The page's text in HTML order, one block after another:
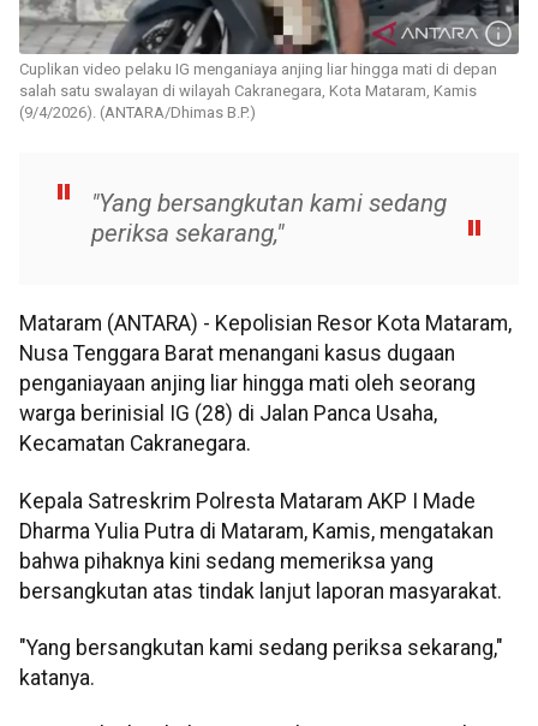
Cuplikan video pelaku IG menganiaya anjing liar hingga mati di depan
salah satu swalayan di wilayah Cakranegara, Kota Mataram, Kamis
(9/4/2026). (ANTARA/Dhimas B.P.)
"Yang bersangkutan kami sedang
periksa sekarang,"
Mataram (ANTARA) - Kepolisian Resor Kota Mataram,
Nusa Tenggara Barat menangani kasus dugaan
penganiayaan anjing liar hingga mati oleh seorang
warga berinisial IG (28) di Jalan Panca Usaha,
Kecamatan Cakranegara.
Kepala Satreskrim Polresta Mataram AKP I Made
Dharma Yulia Putra di Mataram, Kamis, mengatakan
bahwa pihaknya kini sedang memeriksa yang
bersangkutan atas tindak lanjut laporan masyarakat.
"Yang bersangkutan kami sedang periksa sekarang,"
katanya.